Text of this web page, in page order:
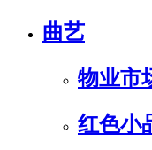
曲艺
物业市
红色小